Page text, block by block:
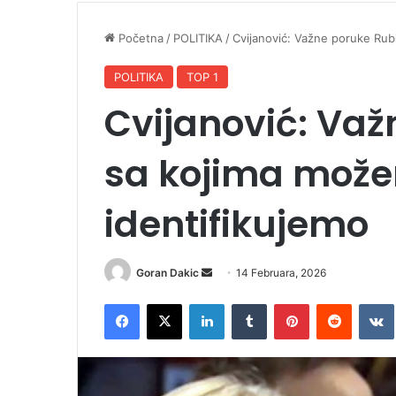
Početna / POLITIKA /Cvijanović: Važne poruke
POLITIKA TOP 1
Cvijanović:
sa kojima
identifikujemo
Goran Dakic
a
n
14 Februara, 2026